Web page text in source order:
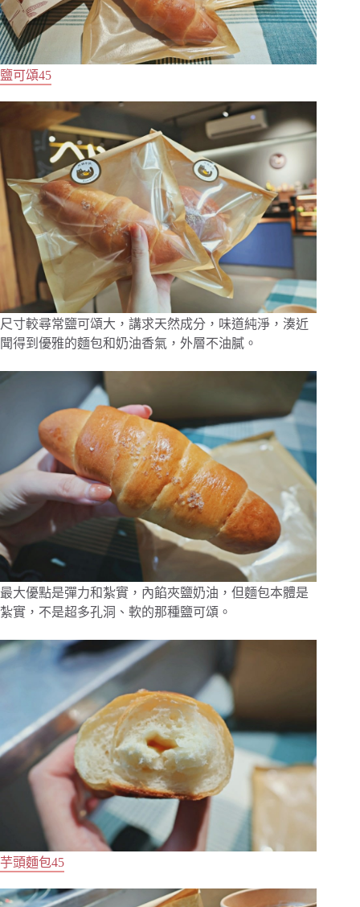
鹽可頌45
尺寸較尋常鹽可頌大，講求天然成分，味道純淨，湊近
聞得到優雅的麵包和奶油香氣，外層不油膩。
最大優點是彈力和紮實，內餡夾鹽奶油，但麵包本體是
紮實，不是超多孔洞、軟的那種鹽可頌。
芋頭麵包45